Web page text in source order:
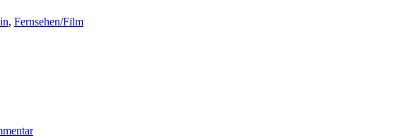
, Fernsehen/Film